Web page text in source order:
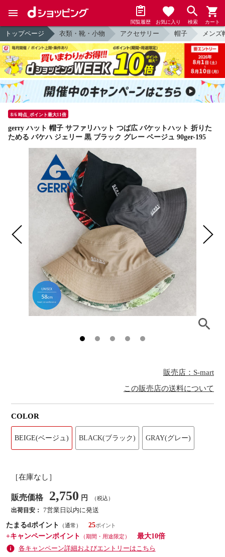
閲覧履歴 お気に入り 検索 カート
トップページ 衣類・靴・小物 アクセサリー 帽子 メンズ
8/6 時点_ポイント最大11倍
gerry ハット 帽子 サファリハット つば広 バケットハット 折りた
ためる バケハ ジェリー 黒 ブラック グレー ベージュ 90ger-195
販売店：S-mart
この販売店の送料について
COLOR
BEIGE(ベージュ) BLACK(ブラック) GRAY(グレー)
［在庫なし］
販売価格 2,750 円 （税込）
出荷目安： 7営業日以内に発送
たまるdポイント
（通常）
25
+キャンペーンポイント
（期間・用途限定）
最大10倍
各キャンペーン詳細およびエントリーはこちら